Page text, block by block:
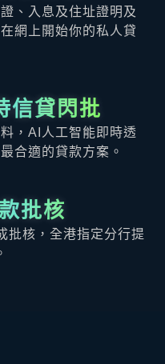
、入息及住址證明及
網上開始你的私人貸
信貸閃批
，AI人工智能即時透
合適的貸款方案。
批核
批核，全港指定分行提